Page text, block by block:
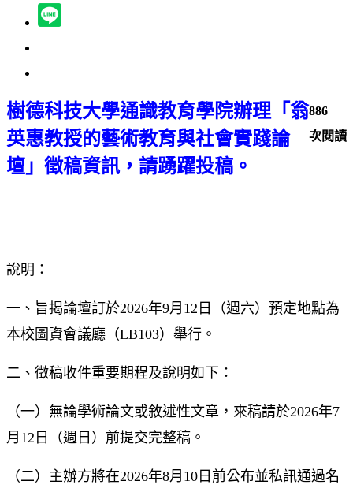
886
次閱讀
樹德科技大學通識教育學院辦理「翁
英惠教授的藝術教育與社會實踐論
壇」徵稿資訊，請踴躍投稿。
說明：
一、旨揭論壇訂於2026年9月12日（週六）預定地點為
本校圖資會議廳（LB103）舉行。
二、徵稿收件重要期程及說明如下：
（一）無論學術論文或敘述性文章，來稿請於2026年7
月12日（週日）前提交完整稿。
（二）主辦方將在2026年8月10日前公布並私訊通過名